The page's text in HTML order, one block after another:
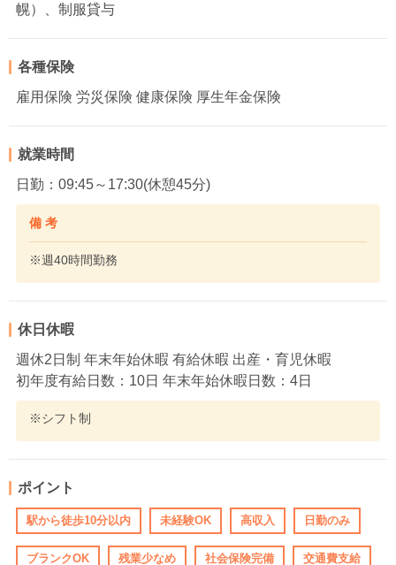
幌）、制服貸与
各種保険
雇用保険 労災保険 健康保険 厚生年金保険
就業時間
日勤：09:45～17:30(休憩45分)
備 考
※週40時間勤務
休日休暇
週休2日制 年末年始休暇 有給休暇 出産・育児休暇
初年度有給日数：10日 年末年始休暇日数：4日
※シフト制
ポイント
駅から徒歩10分以内 未経験OK 高収入 日勤のみ
ブランクOK 残業少なめ 社会保険完備 交通費支給